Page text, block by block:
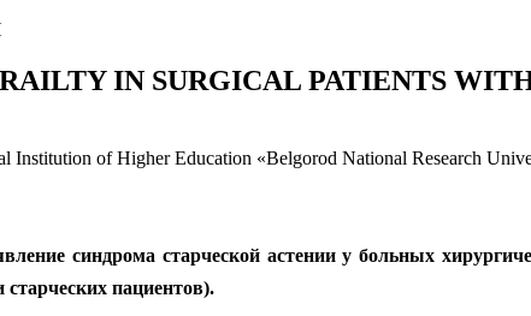
IN SURGICAL PATIENTS
Institution of Higher Education «Belgorod National Research
синдрома старческой астении у больных
пациентов).